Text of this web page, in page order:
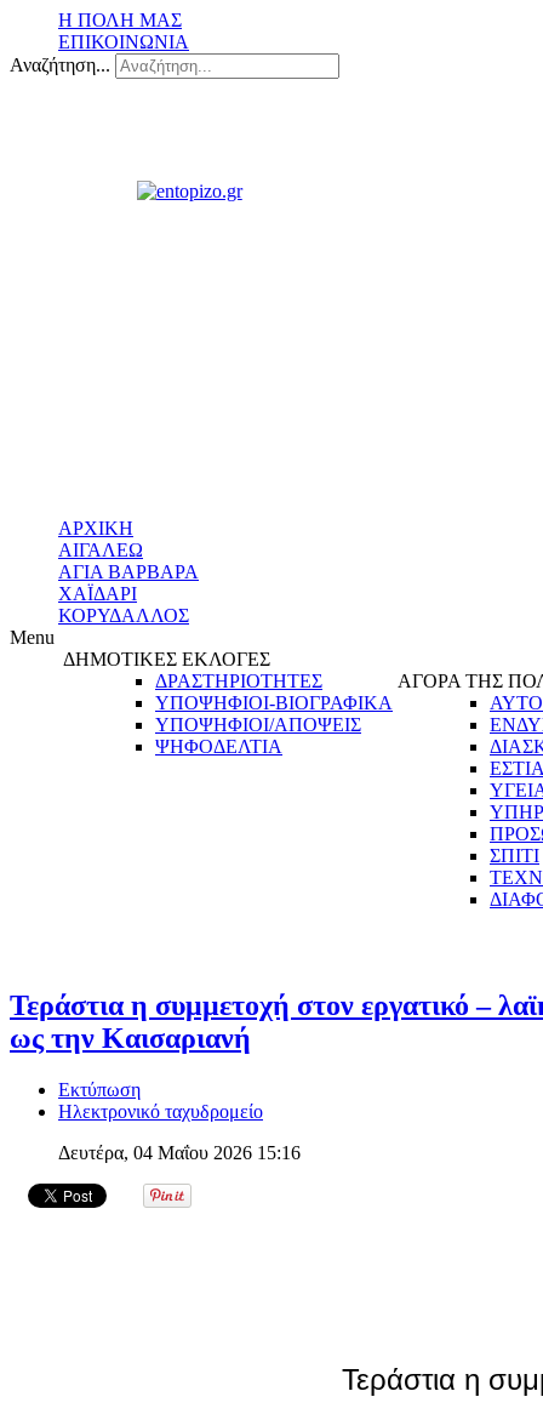
Η ΠΟΛΗ ΜΑΣ
ΕΠΙΚΟΙΝΩΝΙΑ
Αναζήτηση...
ΑΡΧΙΚΗ
ΑΙΓΑΛΕΩ
ΑΓΙΑ ΒΑΡΒΑΡΑ
ΧΑΪΔΑΡΙ
ΚΟΡΥΔΑΛΛΟΣ
Menu
ΔΗΜΟΤΙΚΕΣ ΕΚΛΟΓΕΣ
ΔΡΑΣΤΗΡΙΟΤΗΤΕΣ
ΥΠΟΨΗΦΙΟΙ-ΒΙΟΓΡΑΦΙΚΑ
ΥΠΟΨΗΦΙΟΙ/ΑΠΟΨΕΙΣ
ΨΗΦΟΔΕΛΤΙΑ
ΑΓΟΡΑ ΤΗΣ
ΣΠΙΤΙ
Τεράστια η συμμετοχή στον εργατικό –
ως την Καισαριανή
Εκτύπωση
Ηλεκτρονικό ταχυδρομείο
Δευτέρα, 04 Μαΐου 2026 15:16
Τεράστια η